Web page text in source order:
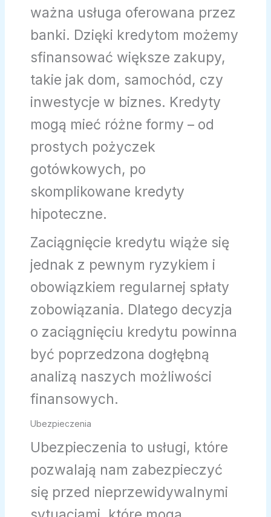
ważna usługa oferowana przez
banki. Dzięki kredytom możemy
sfinansować większe zakupy,
takie jak dom, samochód, czy
inwestycje w biznes. Kredyty
mogą mieć różne formy – od
prostych pożyczek
gotówkowych, po
skomplikowane kredyty
hipoteczne.
Zaciągnięcie kredytu wiąże się
jednak z pewnym ryzykiem i
obowiązkiem regularnej spłaty
zobowiązania. Dlatego decyzja
o zaciągnięciu kredytu powinna
być poprzedzona dogłębną
analizą naszych możliwości
finansowych.
Ubezpieczenia
Ubezpieczenia to usługi, które
pozwalają nam zabezpieczyć
się przed nieprzewidywalnymi